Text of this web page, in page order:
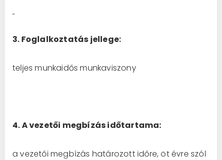
3. Foglalkoztatás jellege:
teljes munkaidős munkaviszony
4. A vezetői megbízás időtartama:
a vezetői megbízás határozott időre, öt évre szól